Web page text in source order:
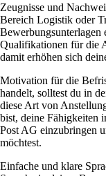
Zeugnisse und
Bereich Logistik oder
Bewerbungsunterlagen
Qualifikationen für die
damit erhöhen sich
Motivation für die
handelt, solltest du in
diese Art von
bist, deine Fähigkeiten
Post AG einzubringen
möchtest.
Einfache und klare